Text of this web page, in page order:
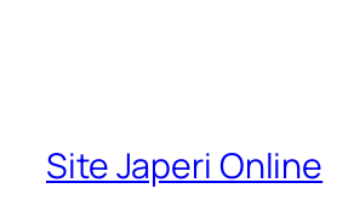
Site Japeri Online